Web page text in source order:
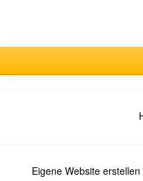
Eigene Website